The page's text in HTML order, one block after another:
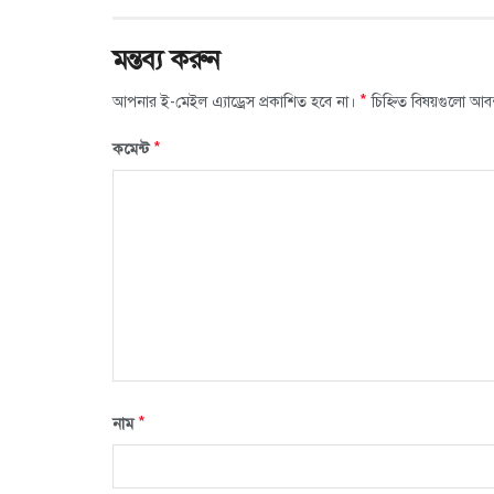
মন্তব্য করুন
আপনার ই-মেইল এ্যাড্রেস প্রকাশিত হবে না। * চিহ্নিত বিষয়গুলো
কমেন্ট*
নাম*